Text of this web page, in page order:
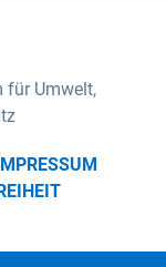
für Umwelt,